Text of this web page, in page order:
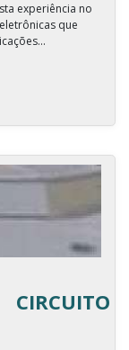
experiência no
que